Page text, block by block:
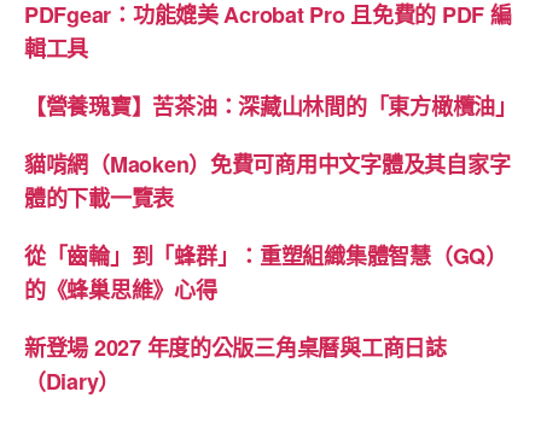
PDFgear：功能媲美 Acrobat Pro 且免費的 PDF 編
輯工具
【營養瑰寶】苦茶油：深藏山林間的「東方橄欖油」
貓啃網（Maoken）免費可商用中文字體及其自家字
體的下載一覽表
從「齒輪」到「蜂群」：重塑組織集體智慧（GQ）
的《蜂巢思維》心得
新登場 2027 年度的公版三角桌曆與工商日誌
（Diary）